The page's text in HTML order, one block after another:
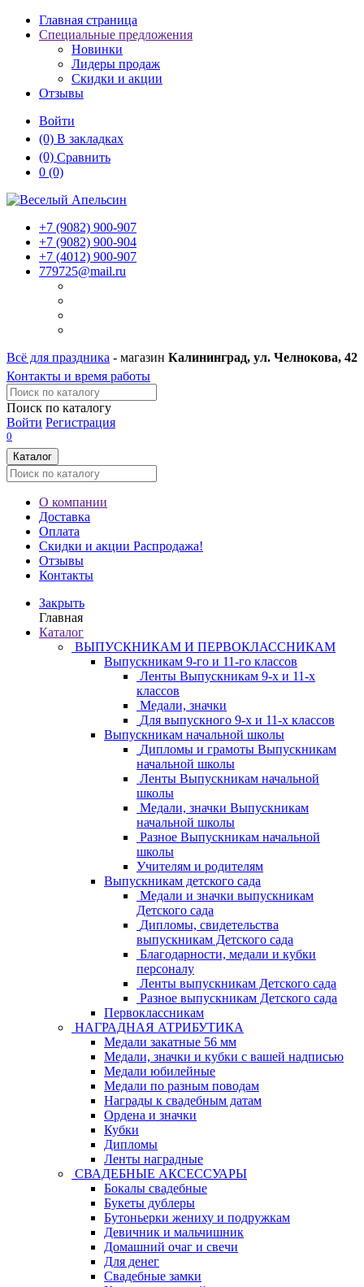
Главная страница
Специальные предложения
Новинки
Лидеры продаж
Скидки и акции
Отзывы
Войти
(0) В закладках
(0) Сравнить
0 (0)
+7 (9082) 900-907
+7 (9082) 900-904
+7 (4012) 900-907
779725@mail.ru
Всё для праздника - магазин Калининград, ул. Челнокова, 42
Контакты и время работы
Поиск по каталогу
Войти Регистрация
0
Каталог
О компании
Доставка
Оплата
Скидки и акции Распродажа!
Отзывы
Контакты
Закрыть
Главная
Каталог
ВЫПУСКНИКАМ И ПЕРВОКЛАССНИКАМ
Выпускникам 9-го и 11-го классов
Ленты Выпускникам 9-х и 11-х
классов
Медали, значки
Для выпускного 9-х и 11-х классов
Выпускникам начальной школы
Дипломы и грамоты Выпускникам
начальной школы
Ленты Выпускникам начальной
школы
Медали, значки Выпускникам
начальной школы
Разное Выпускникам начальной
школы
Учителям и родителям
Выпускникам детского сада
Медали и значки выпускникам
Детского сада
Дипломы, свидетельства
выпускникам Детского сада
Благодарности, медали и кубки
персоналу
Ленты выпускникам Детского сада
Разное выпускникам Детского сада
Первоклассникам
НАГРАДНАЯ АТРИБУТИКА
Медали закатные 56 мм
Медали, значки и кубки с вашей надписью
Медали юбилейные
Медали по разным поводам
Награды к свадебным датам
Ордена и значки
Кубки
Дипломы
Ленты наградные
СВАДЕБНЫЕ АКСЕССУАРЫ
Бокалы свадебные
Букеты дублеры
Бутоньерки жениху и подружкам
Девичник и мальчишник
Домашний очаг и свечи
Для денег
Свадебные замки